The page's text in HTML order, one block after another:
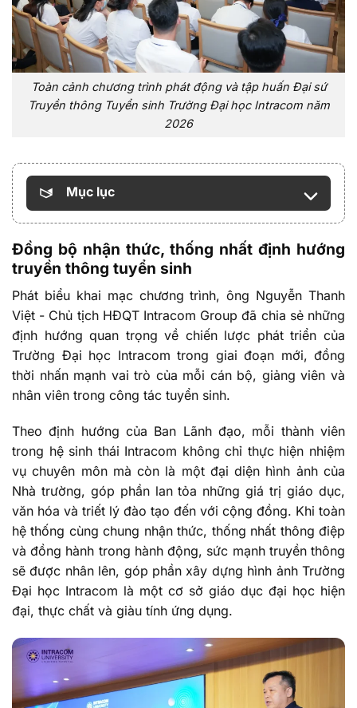
Toàn cảnh chương trình phát động và tập huấn Đại sứ
Truyền thông Tuyển sinh Trường Đại học Intracom năm
2026
Mục lục
Đồng bộ nhận thức, thống nhất định hướng
truyền thông tuyển sinh
Phát biểu khai mạc chương trình, ông Nguyễn Thanh
Việt - Chủ tịch HĐQT Intracom Group đã chia sẻ những
định hướng quan trọng về chiến lược phát triển của
Trường Đại học Intracom trong giai đoạn mới, đồng
thời nhấn mạnh vai trò của mỗi cán bộ, giảng viên và
nhân viên trong công tác tuyển sinh.
Theo định hướng của Ban Lãnh đạo, mỗi thành viên
trong hệ sinh thái Intracom không chỉ thực hiện nhiệm
vụ chuyên môn mà còn là một đại diện hình ảnh của
Nhà trường, góp phần lan tỏa những giá trị giáo dục,
văn hóa và triết lý đào tạo đến với cộng đồng. Khi toàn
hệ thống cùng chung nhận thức, thống nhất thông điệp
và đồng hành trong hành động, sức mạnh truyền thông
sẽ được nhân lên, góp phần xây dựng hình ảnh Trường
Đại học Intracom là một cơ sở giáo dục đại học hiện
đại, thực chất và giàu tính ứng dụng.